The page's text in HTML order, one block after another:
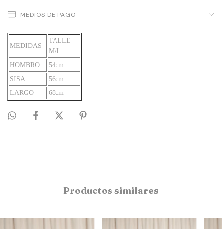
MEDIOS DE PAGO
MEDIDAS
TALLE
M/L
HOMBRO
54cm
SISA
56cm
LARGO
68cm
Productos similares